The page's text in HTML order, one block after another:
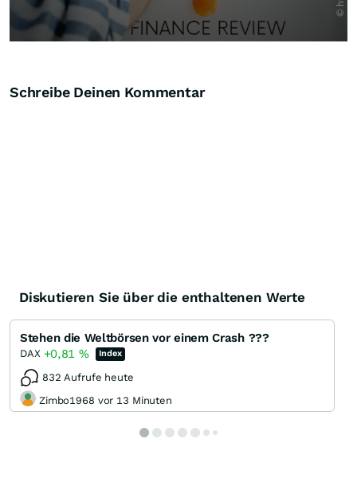
Schreibe Deinen Kommentar
Diskutieren Sie über die enthaltenen Werte
Stehen die Weltbörsen vor einem Crash ???
DAX +0,81 % Index
832 Aufrufe heute
Zimbo1968 vor 13 Minuten